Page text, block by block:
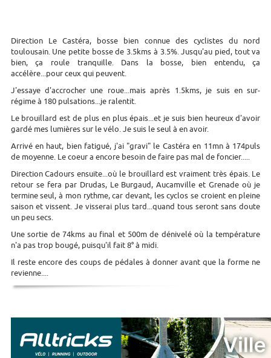
Direction Le Castéra, bosse bien connue des cyclistes du nord
toulousain. Une petite bosse de 3.5kms à 3.5%. Jusqu'au pied, tout va
bien, ça roule tranquille. Dans la bosse, bien entendu, ça
accélère...pour ceux qui peuvent.
J'essaye d'accrocher une roue...mais après 1.5kms, je suis en sur-
régime à 180 pulsations...je ralentit.
Le brouillard est de plus en plus épais...et je suis bien heureux d'avoir
gardé mes lumières sur le vélo. Je suis le seul à en avoir.
Arrivé en haut, bien fatigué, j'ai "gravi" le Castéra en 11mn à 174puls
de moyenne. Le coeur a encore besoin de faire pas mal de foncier.....
Direction Cadours ensuite...où le brouillard est vraiment très épais. Le
retour se fera par Drudas, Le Burgaud, Aucamville et Grenade où je
termine seul, à mon rythme, car devant, les cyclos se croient en pleine
saison et vissent. Je visserai plus tard...quand tous seront sans doute
un peu secs.
Une sortie de 74kms au final et 500m de dénivelé où la température
n'a pas trop bougé, puisqu'il fait 8° à midi.
Il reste encore des coups de pédales à donner avant que la forme ne
revienne....